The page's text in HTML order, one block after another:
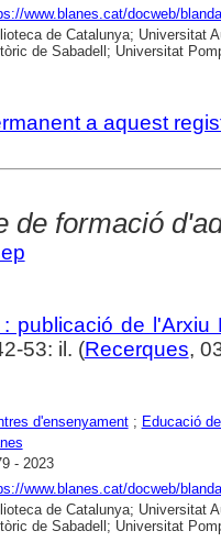
www.blanes.cat/docweb/
de Catalunya; Universitat
de Sabadell; Universitat
a aquest
de formació
publicació de l'Arxiu
53: il. (Recerques,
d'ensenyament; Educació
- 2023
www.blanes.cat/docweb/
de Catalunya; Universitat
de Sabadell; Universitat